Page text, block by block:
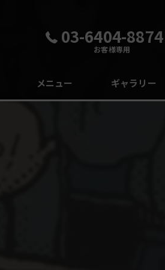
03-6404-8874
お客様専用
メニュー ギャラリー